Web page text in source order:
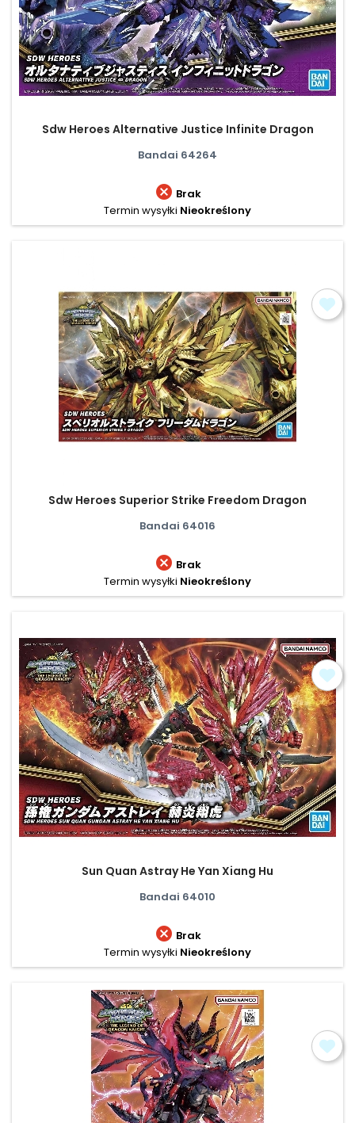
Sdw Heroes Alternative Justice Infinite Dragon
Bandai 64264
 Brak
Termin wysyłki Nieokreślony
Sdw Heroes Superior Strike Freedom Dragon
Bandai 64016
 Brak
Termin wysyłki Nieokreślony
Sun Quan Astray He Yan Xiang Hu
Bandai 64010
 Brak
Termin wysyłki Nieokreślony